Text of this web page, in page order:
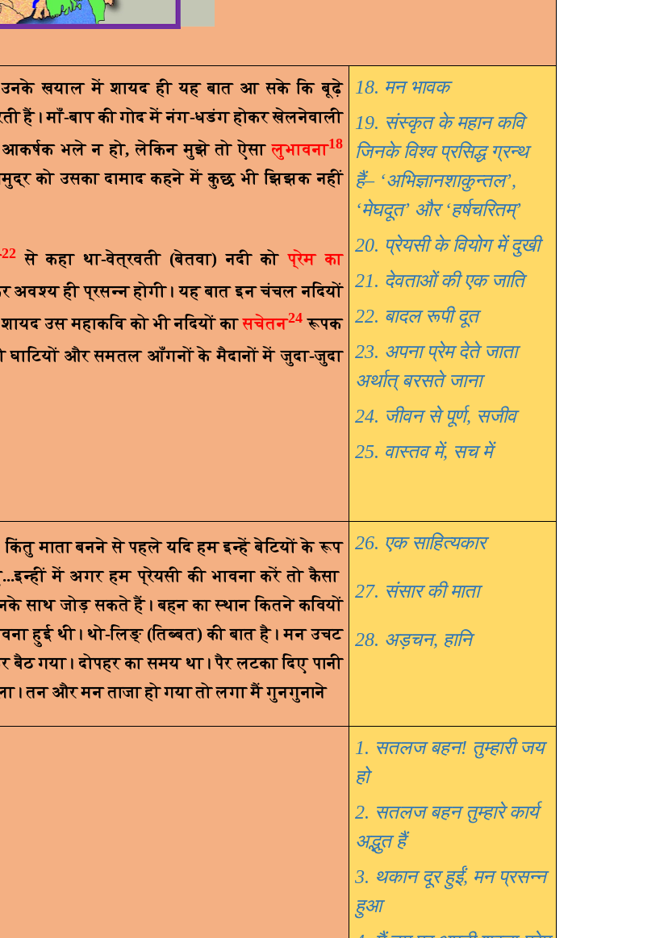
उनके खयाल में शायद ही यह बात आ सके कि बूढ़े
हैं। माँ-बाप की गोद में नंग-धडंग होकर खेलनेवाली
आकर्षक भले न हो,लेकिन मुझे तो ऐसालुभावना18
को उसका दामाद कहने में कुछ भी झिझक नहीं
22से कहा था-वेत्रवती (बेतवा) नदी कोप्रेम का
अवश्य ही प्रसन्न होगी। यह बात इन चंचल नदियों
उस महाकवि को भी नदियों कासचेतन24 रूपक
घाटियों और समतल आँगनों के मैदानों में जुदा-जुदा
18. मन भावक
19. संस्कृत के महान कवि
जिनके विश्व प्रसिद्ध ग्रन्थ
हैं– ‘अभिज्ञानशाकुन्तल’,
‘मेघदूत’ और‘हर्षचरितम्’
20. प्रेयसी के वियोग में दुखी
21. देवताओं की एक जाति
22. बादल रूपी दूत
23. अपना प्रेम देते जाता
अर्थात् बरसते जाना
24. जीवन से पूर्ण, सजीव
25. वास्तव में, सच में
माता बनने से पहले यदि हम इन्हें बेटियों के रूप
में अगर हम प्रेयसी की भावना करें तो कैसा
साथ जोड़ सकते हैं। बहन का स्थान कितने कवियों
हुई थी। थो-लिङ् (तिब्बत) की बात है। मन उचट
गया। दोपहर का समय था। पैर लटका दिए पानी
तन और मन ताजा हो गया तो लगा मैं गुनगुनाने
26. एक साहित्यकार
27. संसार की माता
28. अड़चन, हानि
1. सतलज बहन! तुम्हारी जय
हो
2. सतलज बहन तुम्हारे कार्य
अद्भुत हैं
3. थकान दूर हुईं, मन प्रसन्न
हुआ